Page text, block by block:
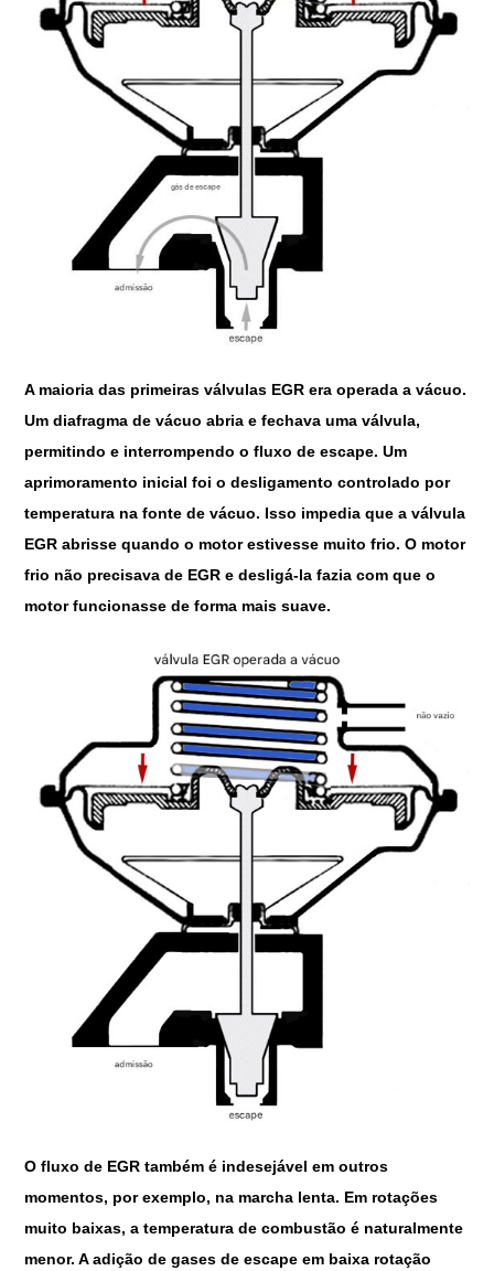
A maioria das primeiras válvulas EGR era operada a vácuo.
Um diafragma de vácuo abria e fechava uma válvula,
permitindo e interrompendo o fluxo de escape. Um
aprimoramento inicial foi o desligamento controlado por
temperatura na fonte de vácuo. Isso impedia que a válvula
EGR abrisse quando o motor estivesse muito frio. O motor
frio não precisava de EGR e desligá-la fazia com que o
motor funcionasse de forma mais suave.
O fluxo de EGR também é indesejável em outros
momentos, por exemplo, na marcha lenta. Em rotações
muito baixas, a temperatura de combustão é naturalmente
menor. A adição de gases de escape em baixa rotação